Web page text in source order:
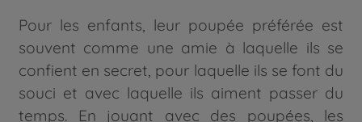
Pour les enfants, leur poupée préférée est
souvent comme une amie à laquelle ils se
confient en secret, pour laquelle ils se font du
souci et avec laquelle ils aiment passer du
temps. En jouant avec des poupées, les